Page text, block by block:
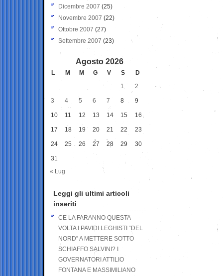
Dicembre 2007 (25)
Novembre 2007 (22)
Ottobre 2007 (27)
Settembre 2007 (23)
Agosto 2026
L M M G V S
D
1
2
3 4 5 6 7 8 9
10 11 12 13 14 15 16
17 18 19 20 21 22 23
24 25 26 27 28 29 30
31
« Lug
Leggi gli ultimi articoli
inseriti
CE LA FARANNO QUESTA
VOLTA I PAVIDI LEGHISTI “DEL
NORD” A METTERE SOTTO
SCHIAFFO SALVINI? I
GOVERNATORI ATTILIO
FONTANA E MASSIMILIANO